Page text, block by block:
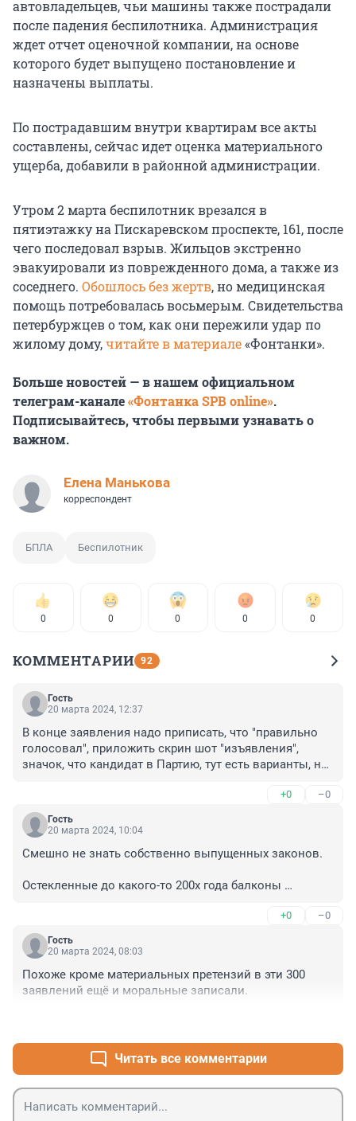
автовладельцев, чьи машины также пострадали
после падения беспилотника. Администрация
ждет отчет оценочной компании, на основе
которого будет выпущено постановление и
назначены выплаты.
По пострадавшим внутри квартирам все акты
составлены, сейчас идет оценка материального
ущерба, добавили в районной администрации.
Утром 2 марта беспилотник врезался в
пятиэтажку на Пискаревском проспекте, 161, после
чего последовал взрыв. Жильцов экстренно
эвакуировали из поврежденного дома, а также из
соседнего. Обошлось без жертв, но медицинская
помощь потребовалась восьмерым. Свидетельства
петербуржцев о том, как они пережили удар по
жилому дому,читайте в материале«Фонтанки».
Больше новостей — в нашем официальном
телеграм-канале«Фонтанка SPB online».
Подписывайтесь, чтобы первыми узнавать о
важном.
Елена Манькова
корреспондент
БПЛА Беспилотник
0 0 0 0 0
КОММЕНТАРИИ 92
Гость
20 марта 2024, 12:37
В конце заявления надо приписать, что "правильно
голосовал", приложить скрин шот "изъявления",
значок, что кандидат в Партию, тут есть варианты, но
стать весомым аргументом, справка из школы, что
дети маршируют в юнармии и счастливы. Всё это
вкупе может повлиять на осекление.
+0 –0
Гость
20 марта 2024, 10:04
Смешно не знать собственно выпущенных законов.
Остекленные до какого-то 200х года балконы
+0 –0
Гость
20 марта 2024, 08:03
Похоже кроме материальных претензий в эти 300
заявлений ещё и моральные записали.
Читать все комментарии